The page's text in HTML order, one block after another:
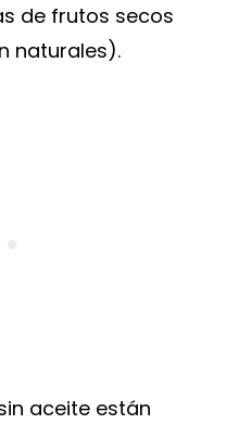
de frutos secos
naturales).
aceite están